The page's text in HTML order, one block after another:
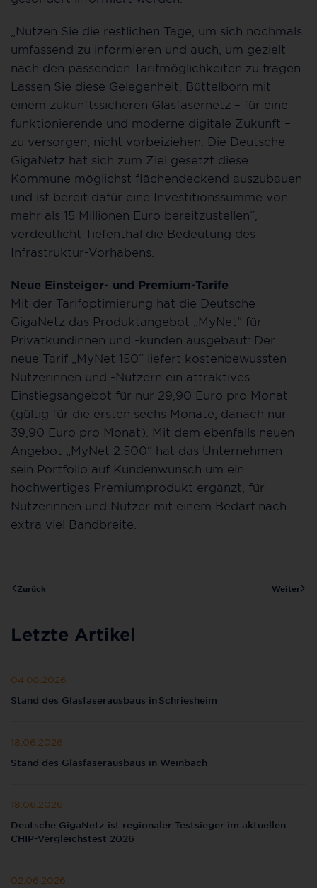
„Nutzen Sie die restlichen Tage, um sich nochmals
umfassend zu informieren und auch, um gezielt
nach den passenden Tarifmöglichkeiten zu fragen.
Lassen Sie diese Gelegenheit, Büttelborn mit
einem zukunftssicheren Glasfasernetz – für eine
funktionierende und moderne digitale Zukunft –
zu versorgen, nicht vorbeiziehen. Die Deutsche
GigaNetz hat sich zum Ziel gesetzt diese
Kommune möglichst flächendeckend auszubauen
und ist bereit dafür eine Investitionssumme von
mehr als 15 Millionen Euro bereitzustellen“,
verdeutlicht Tiefenthal die Bedeutung des
Infrastruktur-Vorhabens.
Neue Einsteiger- und Premium-Tarife
Mit der Tarifoptimierung hat die Deutsche
GigaNetz das Produktangebot „MyNet“ für
Privatkundinnen und -kunden ausgebaut: Der
neue Tarif „MyNet 150“ liefert kostenbewussten
Nutzerinnen und -Nutzern ein attraktives
Einstiegsangebot für nur 29,90 Euro pro Monat
(gültig für die ersten sechs Monate; danach nur
39,90 Euro pro Monat). Mit dem ebenfalls neuen
Angebot „MyNet 2.500“ hat das Unternehmen
sein Portfolio auf Kundenwunsch um ein
hochwertiges Premiumprodukt ergänzt, für
Nutzerinnen und Nutzer mit einem Bedarf nach
extra viel Bandbreite.
Zurück Weiter
Letzte Artikel
04.08.2026
Stand des Glasfaserausbaus in Schriesheim
18.06.2026
Stand des Glasfaserausbaus in Weinbach
18.06.2026
Deutsche GigaNetz ist regionaler Testsieger im aktuellen
CHIP-Vergleichstest 2026
02.06.2026